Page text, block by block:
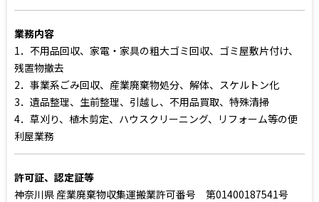
業務内容
1．不用品回収、家電・家具の粗大ゴミ回収、ゴミ屋敷片付け、
残置物撤去
2．事業系ごみ回収、産業廃棄物処分、解体、スケルトン化
3．遺品整理、生前整理、引越し、不用品買取、特殊清掃
4．草刈り、植木剪定、ハウスクリーニング、リフォーム等の便
利屋業務
許可証、認定証等
神奈川県 産業廃棄物収集運搬業許可番号 第01400187541号